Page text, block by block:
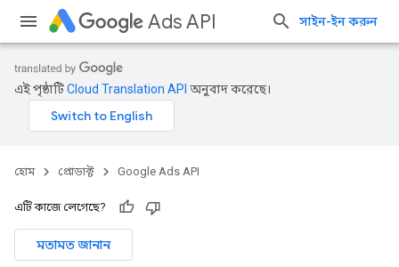
Ads API সাইন-ইন করুন
এই পৃষ্ঠাটিCloud Translation API অনুবাদ করেছে।
হোম প্রোডাক্ট Google Ads API
এটি কাজে লেগেছে?
মতামত জানান